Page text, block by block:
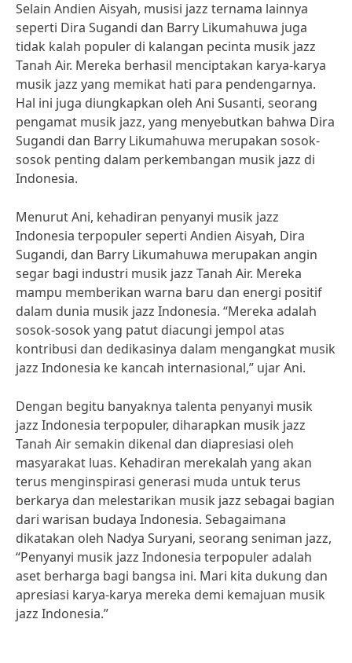
Selain Andien Aisyah, musisi jazz ternama lainnya
seperti Dira Sugandi dan Barry Likumahuwa juga
tidak kalah populer di kalangan pecinta musik jazz
Tanah Air. Mereka berhasil menciptakan karya-karya
musik jazz yang memikat hati para pendengarnya.
Hal ini juga diungkapkan oleh Ani Susanti, seorang
pengamat musik jazz, yang menyebutkan bahwa Dira
Sugandi dan Barry Likumahuwa merupakan sosok-
sosok penting dalam perkembangan musik jazz di
Indonesia.
Menurut Ani, kehadiran penyanyi musik jazz
Indonesia terpopuler seperti Andien Aisyah, Dira
Sugandi, dan Barry Likumahuwa merupakan angin
segar bagi industri musik jazz Tanah Air. Mereka
mampu memberikan warna baru dan energi positif
dalam dunia musik jazz Indonesia. “Mereka adalah
sosok-sosok yang patut diacungi jempol atas
kontribusi dan dedikasinya dalam mengangkat musik
jazz Indonesia ke kancah internasional,” ujar Ani.
Dengan begitu banyaknya talenta penyanyi musik
jazz Indonesia terpopuler, diharapkan musik jazz
Tanah Air semakin dikenal dan diapresiasi oleh
masyarakat luas. Kehadiran merekalah yang akan
terus menginspirasi generasi muda untuk terus
berkarya dan melestarikan musik jazz sebagai bagian
dari warisan budaya Indonesia. Sebagaimana
dikatakan oleh Nadya Suryani, seorang seniman jazz,
“Penyanyi musik jazz Indonesia terpopuler adalah
aset berharga bagi bangsa ini. Mari kita dukung dan
apresiasi karya-karya mereka demi kemajuan musik
jazz Indonesia.”